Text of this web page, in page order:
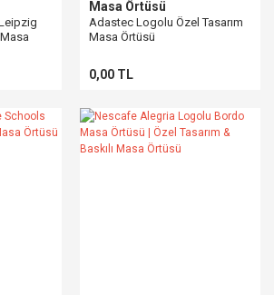
Masa Örtüsü
Adastec Logolu Özel Tasarım
Masa Örtüsü
0,00 TL